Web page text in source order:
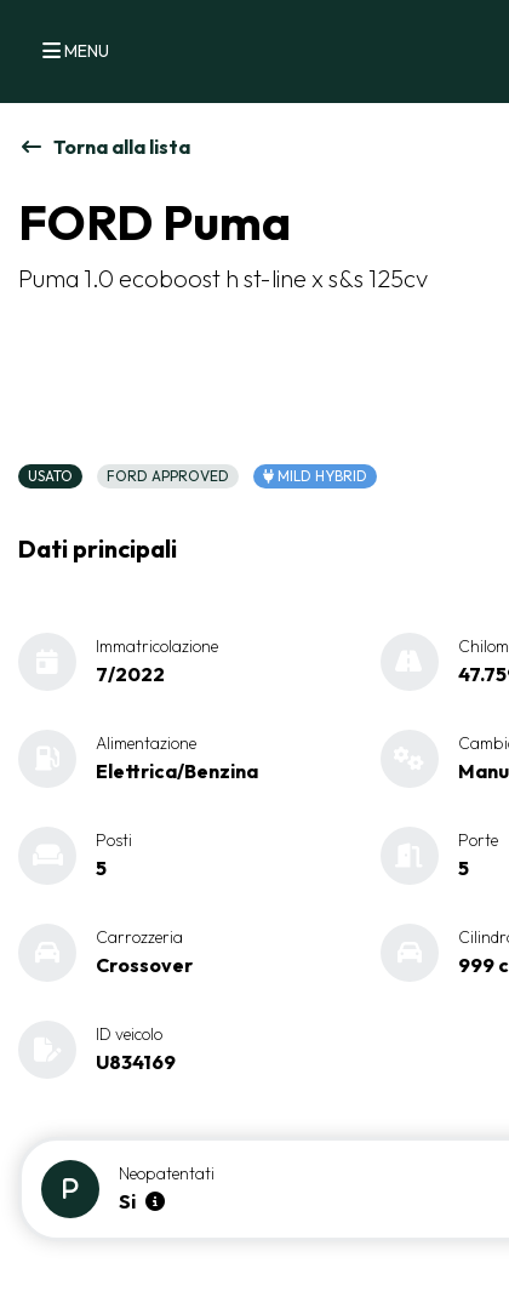
MENU
Torna alla lista
FORD Puma
Puma 1.0 ecoboost h st-line x s&s 125cv
USATO FORD APPROVED MILD HYBRID
Dati principali
Immatricolazione
7/2022
Alimentazione
Elettrica/Benzina
Posti
5
Porte
5
Carrozzeria
Crossover 999
ID veicolo
U834169
Neopatentati
Si